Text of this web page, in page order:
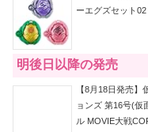
ーエグズセット
明後日以降の発売
【8月18日発売
ョンズ 第16号(仮
ル MOVIE大戦